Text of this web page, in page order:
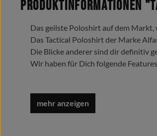
Produktinformationen
Das geilste Poloshirt auf dem
Das Tactical Poloshirt der Marke
Die Blicke anderer sind dir definitiv
Wir haben für Dich folgende
2 x Patch Aufnahme (7,5 x 13,5 cm)
inkl. Organizer-Schubfächer für